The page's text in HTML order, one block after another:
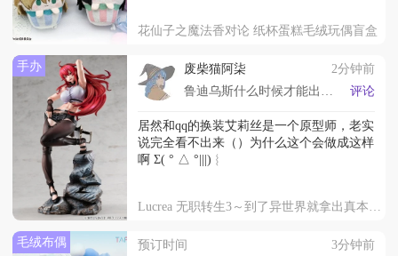
2026&#24180;10&#26376;&#20986;&#36135;
花仙子之魔法香对论 纸杯蛋糕毛绒玩偶盲盒
手办 废柴猫阿柒
2分钟前
评论
居然和qq的换装艾莉丝是一个原型师，老实
说完全看不出来（）为什么这个会做成这样
啊 Σ( ° △ °|||)︴
毛绒布偶 预订时间
3分钟前